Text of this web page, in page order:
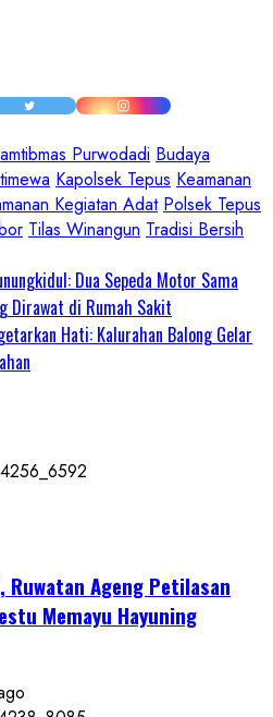
Purwodadi Budaya
Kapolsek Tepus Keamanan
Kegiatan Adat Polsek Tepus
Tilas Winangun Tradisi Bersih
Dua Sepeda Motor Sama
Dirawat di Rumah Sakit
Hati: Kalurahan Balong Gelar
Ageng Petilasan
Memayu Hayuning